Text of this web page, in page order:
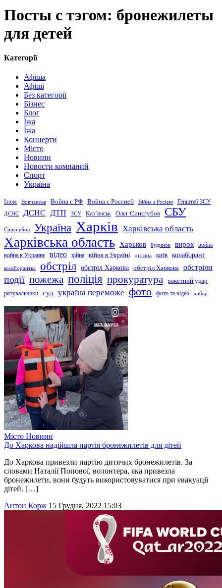
Посты с тэгом: бронежилеты
для детей
Категорії
Афіша
Афіші
Без категорії
Бізнес
Блог
Їжа
Їжа
Концерти
Місто
Новини
Новости компаний
Спорт
Україна
Ізюм Вовчанськ Война с РФ Война с Россией Війна з Росією Генштаб ЗСУ
ДСНС ДСНС ДТП ЗСУ Купʼянськ Олег Синєгубов СБУ
Синєгубов Україна Харків Харківська область
Харківська область Харьков будинок вирок война
война в Украине відео війна війна в Україні дитина київ колаборант
колаборантка обстріл обстріл Харкова обстріл Харкова обстріли
події пожежа поліція прокуратура
ракетний удар
рятувальники
суд україна переможе фото фото та відео хабар
Місто Новини
До Харкова надійшла партія бронежилетів для дітей
До Харкова привезли партію дитячих бронежилетів. За
словами Наталії Попової, волонтера, яка привезла
бронежилети, вони будуть використовуватися при евакуації
дітей. […]
Антон Корж 15 Грудня, 2022 15:03